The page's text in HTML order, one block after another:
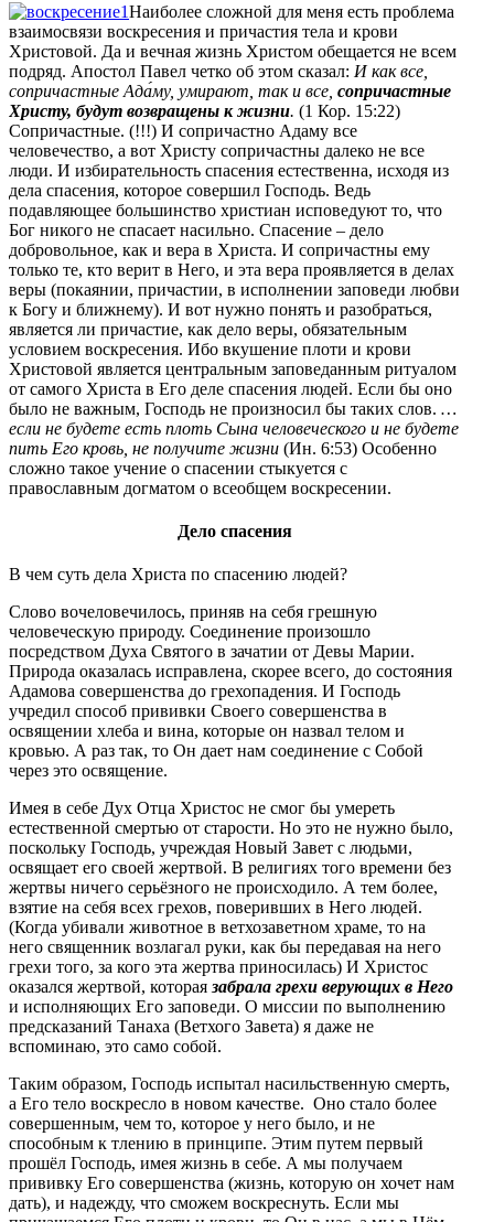
Наиболее сложной для меня есть проблема
взаимосвязи воскресения и причастия тела и крови
Христовой. Да и вечная жизнь Христом обещается не всем
подряд. Апостол Павел четко об этом сказал: И как все,
сопричастные Ада́му, умирают, так и все, сопричастные
Христу, будут возвращены к жизни. (1 Кор. 15:22)
Сопричастные. (!!!) И сопричастно Адаму все
человечество, а вот Христу сопричастны далеко не все
люди. И избирательность спасения естественна, исходя из
дела спасения, которое совершил Господь. Ведь
подавляющее большинство христиан исповедуют то, что
Бог никого не спасает насильно. Спасение – дело
добровольное, как и вера в Христа. И сопричастны ему
только те, кто верит в Него, и эта вера проявляется в делах
веры (покаянии, причастии, в исполнении заповеди любви
к Богу и ближнему). И вот нужно понять и разобраться,
является ли причастие, как дело веры, обязательным
условием воскресения. Ибо вкушение плоти и крови
Христовой является центральным заповеданным ритуалом
от самого Христа в Его деле спасения людей. Если бы оно
было не важным, Господь не произносил бы таких слов. …
если не будете есть плоть Сына человеческого и не будете
пить Его кровь, не получите жизни (Ин. 6:53) Особенно
сложно такое учение о спасении стыкуется с
православным догматом о всеобщем воскресении.
Дело спасения
В чем суть дела Христа по спасению людей?
Слово вочеловечилось, приняв на себя грешную
человеческую природу. Соединение произошло
посредством Духа Святого в зачатии от Девы Марии.
Природа оказалась исправлена, скорее всего, до состояния
Адамова совершенства до грехопадения. И Господь
учредил способ прививки Своего совершенства в
освящении хлеба и вина, которые он назвал телом и
кровью. А раз так, то Он дает нам соединение с Собой
через это освящение.
Имея в себе Дух Отца Христос не смог бы умереть
естественной смертью от старости. Но это не нужно было,
поскольку Господь, учреждая Новый Завет с людьми,
освящает его своей жертвой. В религиях того времени без
жертвы ничего серьёзного не происходило. А тем более,
взятие на себя всех грехов, поверивших в Него людей.
(Когда убивали животное в ветхозаветном храме, то на
него священник возлагал руки, как бы передавая на него
грехи того, за кого эта жертва приносилась) И Христос
оказался жертвой, которая забрала грехи верующих в Него
и исполняющих Его заповеди. О миссии по выполнению
предсказаний Танаха (Ветхого Завета) я даже не
вспоминаю, это само собой.
Таким образом, Господь испытал насильственную смерть,
а Его тело воскресло в новом качестве. Оно стало более
совершенным, чем то, которое у него было, и не
способным к тлению в принципе. Этим путем первый
прошёл Господь, имея жизнь в себе. А мы получаем
прививку Его совершенства (жизнь, которую он хочет нам
дать), и надежду, что сможем воскреснуть. Если мы